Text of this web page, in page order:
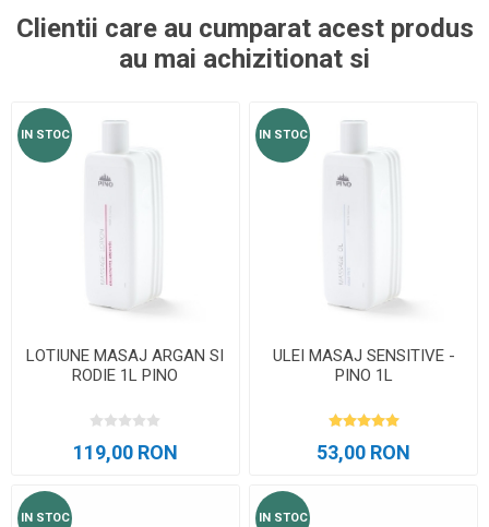
Clientii care au cumparat acest produs
au mai achizitionat si
IN STOC
LOTIUNE MASAJ ARGAN SI
RODIE 1L PINO
119,00 RON
IN STOC
ULEI MASAJ SENSITIVE -
PINO 1L
53,00 RON
IN STOC IN STOC